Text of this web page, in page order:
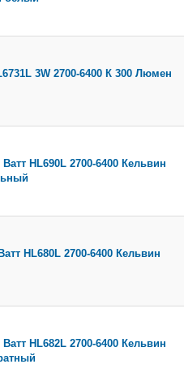
3W 2700-6400 К 300 Люмен
HL690L 2700-6400 Кельвин
HL680L 2700-6400 Кельвин
HL682L 2700-6400 Кельвин